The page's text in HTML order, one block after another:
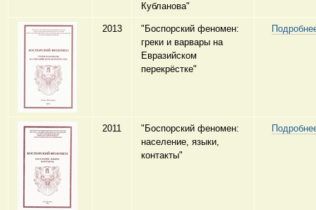
Кубланова"
2013
"Боспорский феномен:
греки и варвары на
Евразийском
перекрёстке"
2011
"Боспорский феномен:
население, языки,
контакты"